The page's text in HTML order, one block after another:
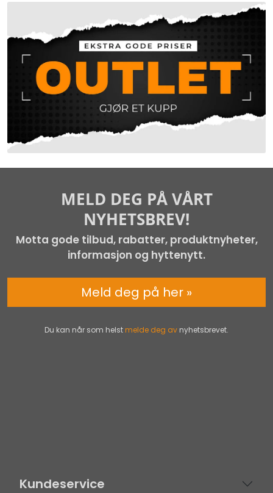
Kundeservice
MELD DEG PÅ VÅRT
NYHETSBREV!
Motta gode tilbud, rabatter, produktnyheter,
informasjon og hyttenytt.
Du kan når som helst melde deg av nyhetsbrevet.
Meld deg på her »